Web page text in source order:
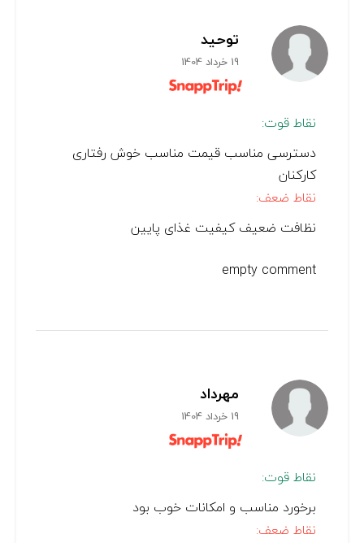
توحید
19 خرداد 1404
نقاط قوت:
دسترسی مناسب قیمت مناسب خوش رفتاری
کارکنان
نقاط ضعف:
نظافت ضعیف کیفیت غذای پایین
empty comment
مهرداد
19 خرداد 1404
نقاط قوت:
برخورد مناسب و امکانات خوب بود
نقاط ضعف: